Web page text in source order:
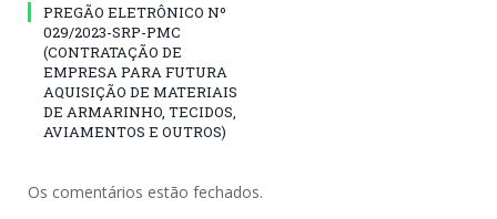
PREGÃO ELETRÔNICO Nº
029/2023-SRP-PMC
(CONTRATAÇÃO DE
EMPRESA PARA FUTURA
AQUISIÇÃO DE MATERIAIS
DE ARMARINHO, TECIDOS,
AVIAMENTOS E OUTROS)
Os comentários estão fechados.